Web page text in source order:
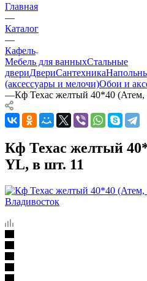
Главная
—
Каталог
—
Кафель
Мебель для ванныхСтальные
двериДвериСантехника
(аксессуары и мелочи)Обои и
—Кф Техас желтый 40*40 (Атем,
Кф Техас желтый
YL, в шт. 11